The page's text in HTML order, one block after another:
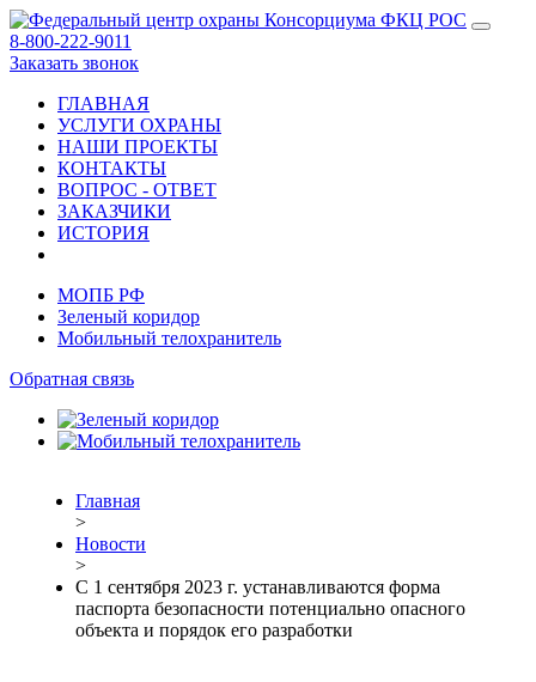
8-800-222-9011
Заказать звонок
ГЛАВНАЯ
УСЛУГИ ОХРАНЫ
НАШИ ПРОЕКТЫ
КОНТАКТЫ
ВОПРОС - ОТВЕТ
ЗАКАЗЧИКИ
ИСТОРИЯ
МОПБ РФ
Зеленый коридор
Мобильный телохранитель
Обратная связь
Главная
>
Новости
>
С 1 сентября 2023 г. устанавливаются форма
паспорта безопасности потенциально опасного
объекта и порядок его разработки